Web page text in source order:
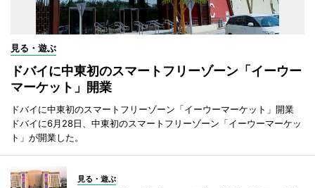
見る・遊ぶ
ドバイに中東初のスマートフリーゾーン「イーウー
マーケット」開業
ドバイに中東初のスマートフリーゾーン「イーウーマーケット」開業
ドバイに6月28日、中東初のスマートフリーゾーン「イーウーマーケッ
ト」が開業した。
見る・遊ぶ